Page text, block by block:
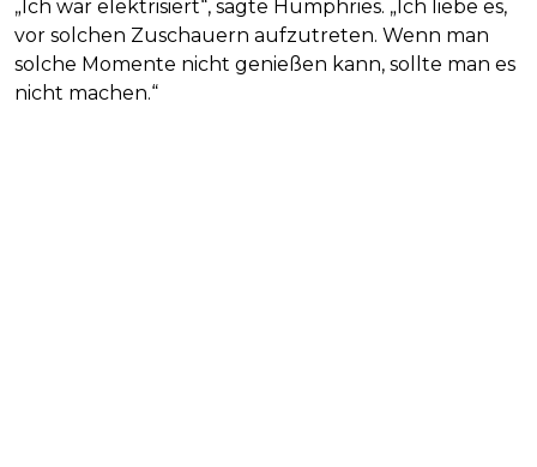
„Ich war elektrisiert“, sagte Humphries. „Ich liebe es,
vor solchen Zuschauern aufzutreten. Wenn man
solche Momente nicht genießen kann, sollte man es
nicht machen.“